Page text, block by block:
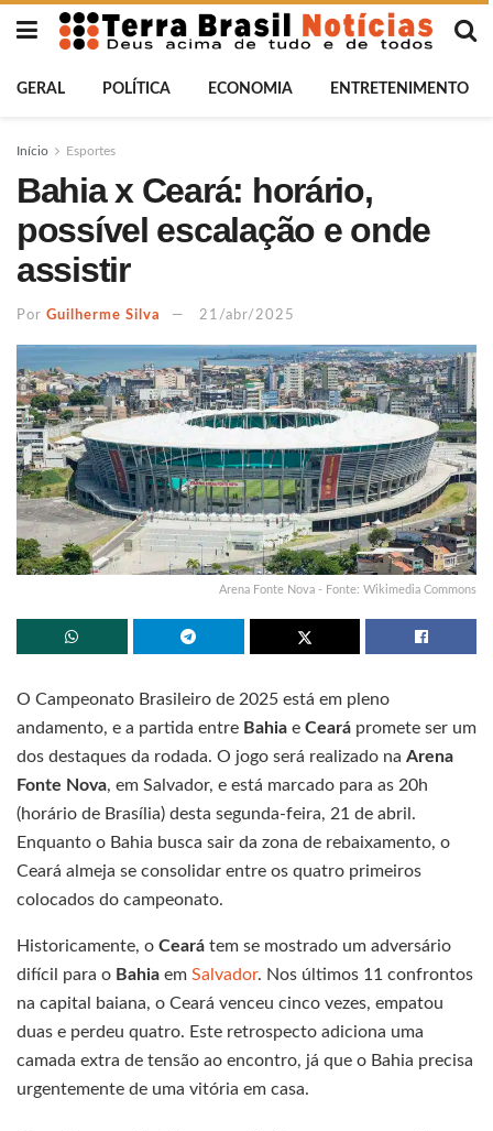
GERAL POLÍTICA ECONOMIA ENTRETENIMENTO
Início Esportes
Bahia x Ceará: horário,
possível escalação e onde
assistir
Por Guilherme Silva 21/abr/2025
Arena Fonte Nova - Fonte: Wikimedia Commons
O Campeonato Brasileiro de 2025 está em pleno
andamento, e a partida entre Bahia e Ceará promete ser um
dos destaques da rodada. O jogo será realizado na Arena
Fonte Nova, em Salvador, e está marcado para as 20h
(horário de Brasília) desta segunda-feira, 21 de abril.
Enquanto o Bahia busca sair da zona de rebaixamento, o
Ceará almeja se consolidar entre os quatro primeiros
colocados do campeonato.
Historicamente, o Ceará tem se mostrado um adversário
difícil para o Bahia em Salvador. Nos últimos 11 confrontos
na capital baiana, o Ceará venceu cinco vezes, empatou
duas e perdeu quatro. Este retrospecto adiciona uma
camada extra de tensão ao encontro, já que o Bahia precisa
urgentemente de uma vitória em casa.